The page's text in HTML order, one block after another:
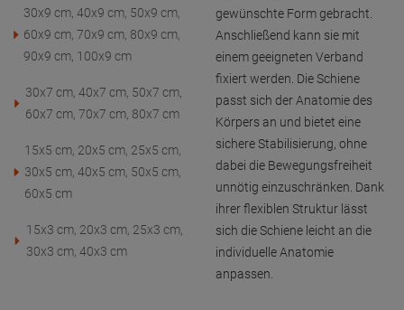
30x9 cm, 40x9 cm, 50x9 cm,
60x9 cm, 70x9 cm, 80x9 cm,
90x9 cm, 100x9 cm
30x7 cm, 40x7 cm, 50x7 cm,
60x7 cm, 70x7 cm, 80x7 cm
15x5 cm, 20x5 cm, 25x5 cm,
30x5 cm, 40x5 cm, 50x5 cm,
60x5 cm
15x3 cm, 20x3 cm, 25x3 cm,
30x3 cm, 40x3 cm
gewünschte Form gebracht.
Anschließend kann sie mit
einem geeigneten Verband
fixiert werden. Die Schiene
passt sich der Anatomie des
Körpers an und bietet eine
sichere Stabilisierung, ohne
dabei die Bewegungsfreiheit
unnötig einzuschränken. Dank
ihrer flexiblen Struktur lässt
sich die Schiene leicht an die
individuelle Anatomie
anpassen.